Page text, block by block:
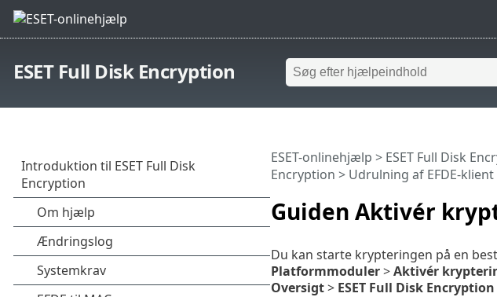
ESET Full Disk Encryption
Guiden Aktivér
ESET-onlinehjælp > ESET Full Disk
Encryption > Udrulning af EFDE-klient
Du kan starte krypteringen på en
Platformmoduler>Aktivér
Oversigt> ESET Full Disk Encryption